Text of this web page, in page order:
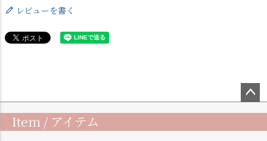
レビューを書く
ップ
Item / アイテム